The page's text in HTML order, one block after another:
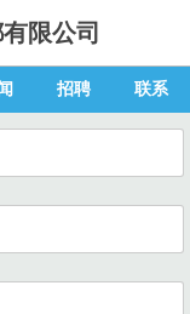
限公司
招聘 联系